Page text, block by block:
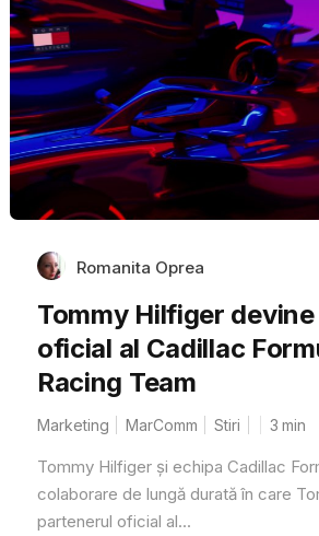
Romanita Oprea
Tommy Hilfiger
oficial al Cadillac
Racing Team
Marketing MarComm Stiri 3 min
Tommy Hilfiger și echipa Cadillac
colaborare de lungă durată în care
partenerul oficial al...